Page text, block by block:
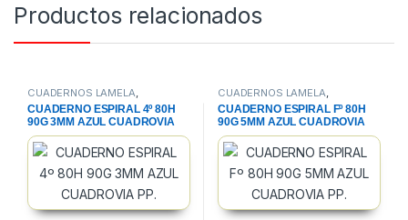
Productos relacionados
CUADERNOS LAMELA
CUADERNOS, BLOCS Y PAPEL
PAPELERIA
CUADERNO ESPIRAL 4º 80H
90G 3MM AZUL CUADROVIA
PP.
CUADERNOS LAMELA
CUADERNOS, BLOCS Y PAPEL
PAPELERIA
CUADERNO ESPIRAL Fº 80H
90G 5MM AZUL CUADROVIA
PP.